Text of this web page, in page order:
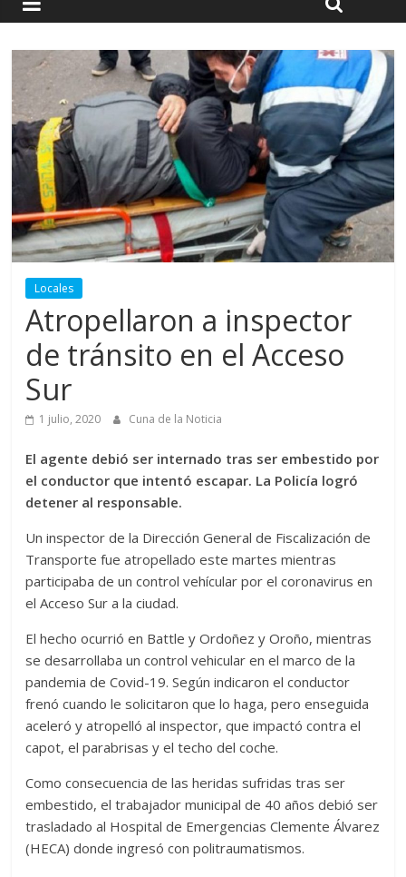
Locales
Atropellaron a inspector
de tránsito en el Acceso
Sur
1 julio, 2020 Cuna de la Noticia
El agente debió ser internado tras ser embestido por
el conductor que intentó escapar. La Policía logró
detener al responsable.
Un inspector de la Dirección General de Fiscalización de
Transporte fue atropellado este martes mientras
participaba de un control vehícular por el coronavirus en
el Acceso Sur a la ciudad.
El hecho ocurrió en Battle y Ordoñez y Oroño, mientras
se desarrollaba un control vehicular en el marco de la
pandemia de Covid-19. Según indicaron el conductor
frenó cuando le solicitaron que lo haga, pero enseguida
aceleró y atropelló al inspector, que impactó contra el
capot, el parabrisas y el techo del coche.
Como consecuencia de las heridas sufridas tras ser
embestido, el trabajador municipal de 40 años debió ser
trasladado al Hospital de Emergencias Clemente Álvarez
(HECA) donde ingresó con politraumatismos.